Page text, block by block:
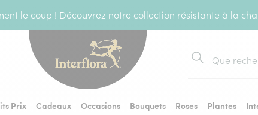
le coup ! Découvrez notre collection résistante à la
Rechercher
Prix Cadeaux Occasions Bouquets Roses Plantes